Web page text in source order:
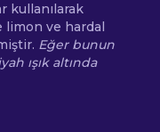
kullanılarak
limon ve hardal
Eğer bunun
ışık altında